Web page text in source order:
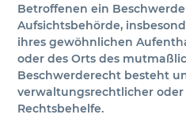
Betroffenen ein
Aufsichtsbehörde,
ihres gewöhnlichen
oder des Orts des
Beschwerderecht besteht
verwaltungsrechtlicher
Rechtsbehelfe.